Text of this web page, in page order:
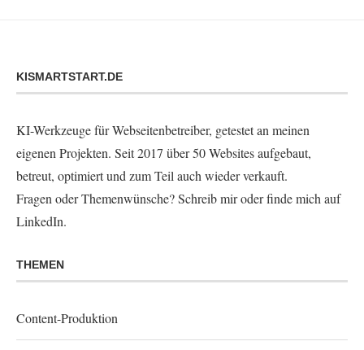
KISMARTSTART.DE
KI-Werkzeuge für Webseitenbetreiber, getestet an meinen
eigenen Projekten. Seit 2017 über 50 Websites aufgebaut,
betreut, optimiert und zum Teil auch wieder verkauft.
Fragen oder Themenwünsche?Schreib miroder finde mich auf
LinkedIn.
THEMEN
Content-Produktion